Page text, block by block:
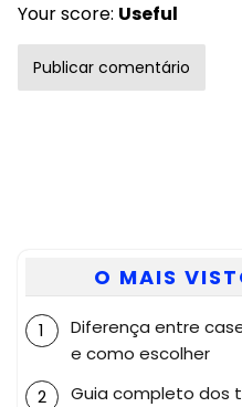
Your score: Useful
O MAIS
Diferença entre
e como escolher
Guia completo dos